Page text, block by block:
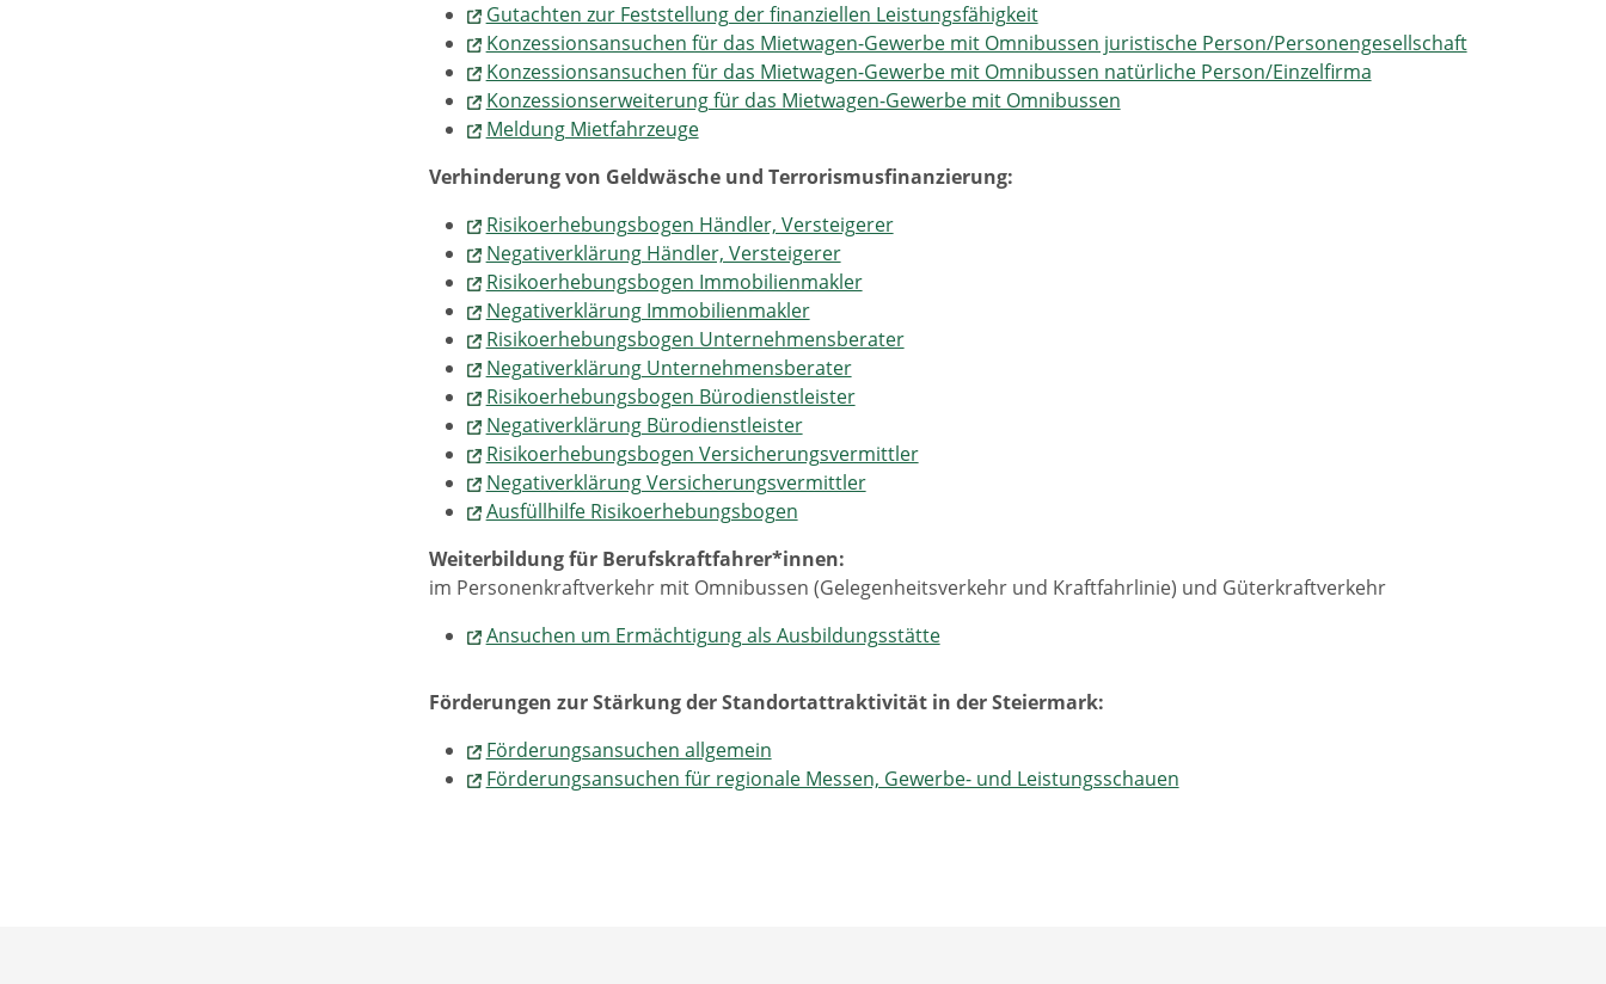
Gutachten zur Feststellung der finanziellen Leistungsfähigkeit
Konzessionsansuchen für das Mietwagen-Gewerbe mit Omnibussen juristische Person/Personengesellschaft
Konzessionsansuchen für das Mietwagen-Gewerbe mit Omnibussen natürliche Person/Einzelfirma
Konzessionserweiterung für das Mietwagen-Gewerbe mit Omnibussen
Meldung Mietfahrzeuge
Verhinderung von Geldwäsche und Terrorismusfinanzierung:
Risikoerhebungsbogen Händler, Versteigerer
Negativerklärung Händler, Versteigerer
Risikoerhebungsbogen Immobilienmakler
Negativerklärung Immobilienmakler
Risikoerhebungsbogen Unternehmensberater
Negativerklärung Unternehmensberater
Risikoerhebungsbogen Bürodienstleister
Negativerklärung Bürodienstleister
Risikoerhebungsbogen Versicherungsvermittler
Negativerklärung Versicherungsvermittler
Ausfüllhilfe Risikoerhebungsbogen
Weiterbildung für Berufskraftfahrer*innen:
im Personenkraftverkehr mit Omnibussen (Gelegenheitsverkehr und Kraftfahrlinie) und Güterkraftverkehr
Ansuchen um Ermächtigung als Ausbildungsstätte
Förderungen zur Stärkung der Standortattraktivität in der Steiermark:
Förderungsansuchen allgemein
Förderungsansuchen für regionale Messen, Gewerbe- und Leistungsschauen